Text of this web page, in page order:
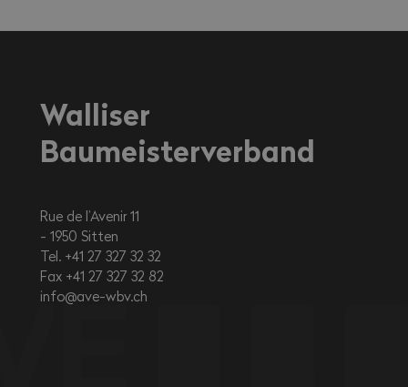
Walliser
Baumeisterverband
Rue de l’Avenir 11
1950 Sitten
Tel. +41 27 327 32 32
Fax +41 27 327 32 82
info@ave-wbv.ch